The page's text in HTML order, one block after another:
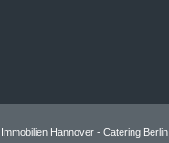
Hannover - Catering Berlin